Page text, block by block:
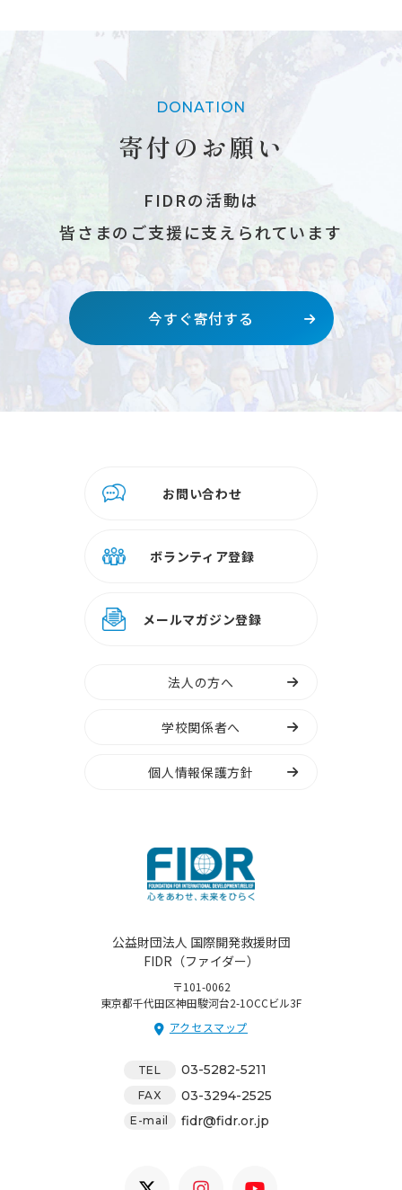
DONATION
寄付のお願い
FIDRの活動は
皆さまのご支援に支えられています
今すぐ寄付する
お問い合わせ
ボランティア登録
メールマガジン登録
法人の方へ
学校関係者へ
個人情報保護方針
公益財団法人 国際開発救援財団
FIDR（ファイダー）
〒101-0062
東京都千代田区神田駿河台2-1OCCビル3F
アクセスマップ
TEL 03-5282-5211
FAX 03-3294-2525
E-mail fidr@fidr.or.jp